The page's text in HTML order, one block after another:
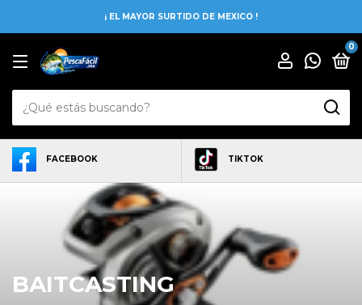
¡ EL MAYOR SURTIDO DE MEXICO !
0
FACEBOOK TIKTOK
BAITCASTING